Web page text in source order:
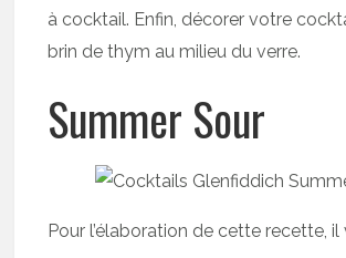
à cocktail. Enfin, décorer votre
brin de thym au milieu du verre.
Summer Sour
Pour l’élaboration de cette recette,